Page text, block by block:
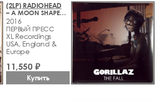
(2LP) RADIOHEAD
– A MOON SHAPED POOL
2016
ПЕРВЫЙ ПРЕСС
XL Recordings
USA, England &
Europe
11,550 ₽
Купить